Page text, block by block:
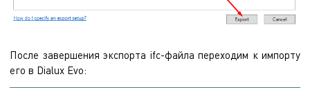
После завершения экспорта ifc-файла переходим к импорту
его в Dialux Evo: